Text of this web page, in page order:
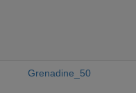
Grenadine_50